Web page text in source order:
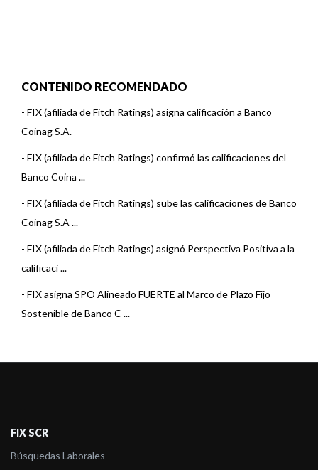
CONTENIDO RECOMENDADO
- FIX (afiliada de Fitch Ratings) asigna calificación a Banco
Coinag S.A.
- FIX (afiliada de Fitch Ratings) confirmó las calificaciones del
Banco Coina ...
- FIX (afiliada de Fitch Ratings) sube las calificaciones de Banco
Coinag S.A ...
- FIX (afiliada de Fitch Ratings) asignó Perspectiva Positiva a la
calificaci ...
- FIX asigna SPO Alineado FUERTE al Marco de Plazo Fijo
Sostenible de Banco C ...
FIX SCR
Búsquedas Laborales